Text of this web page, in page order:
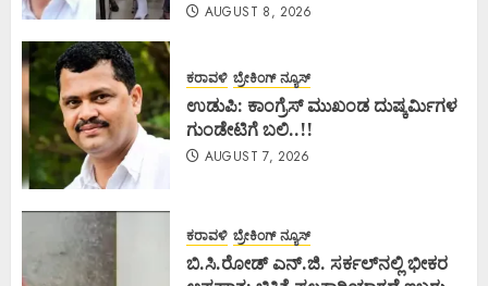
AUGUST 8, 2026
ಕರಾವಳಿ ಬ್ರೇಕಿಂಗ್ ನ್ಯೂಸ್
ಉಡುಪಿ: ಕಾಂಗ್ರೆಸ್ ಮುಖಂಡ ದುಷ್ಕರ್ಮಿಗಳ
ಗುಂಡೇಟಿಗೆ ಬಲಿ..!!
AUGUST 7, 2026
ಕರಾವಳಿ ಬ್ರೇಕಿಂಗ್ ನ್ಯೂಸ್
ಬಿ.ಸಿ.ರೋಡ್ ಎನ್.ಜಿ. ಸರ್ಕಲ್‌ನಲ್ಲಿ ಭೀಕರ